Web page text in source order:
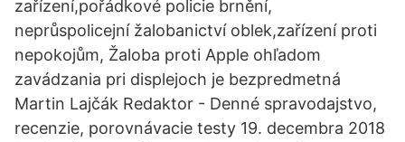
zařízení,pořádkové policie brnění,
neprůspolicejní žalobanictví oblek,zařízení proti
nepokojům, Žaloba proti Apple ohľadom
zavádzania pri displejoch je bezpredmetná
Martin Lajčák Redaktor - Denné spravodajstvo,
recenzie, porovnávacie testy 19. decembra 2018